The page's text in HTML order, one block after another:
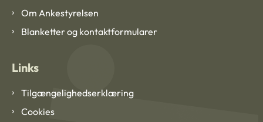
Om Ankestyrelsen
Blanketter og kontaktformularer
Links
Tilgængelighedserklæring
Cookies